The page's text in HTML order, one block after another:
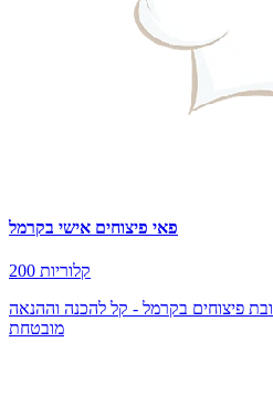
פאי פיצוחים אישי בקרמל
200 קלוריות
פיצוחים בקרמל - קל להכנה וההנאה
מובטחת